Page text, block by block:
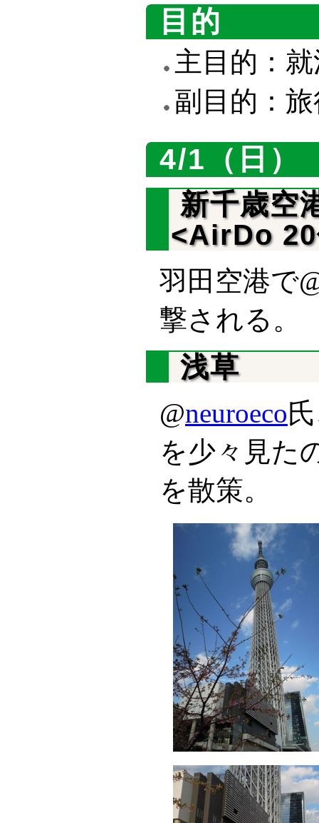
目的
主目的：
副目的：
4/1（日）
新千歳空
<AirDo
羽田空港で
撃される。
浅草
@neuroeco
を少々見た
を散策。